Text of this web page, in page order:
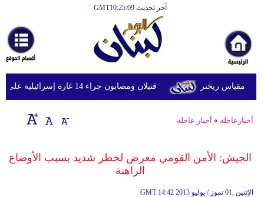
آخر تحديث GMT10:25:09
أخبارعاجلة
رياضة
ثقافة
إقتصاد
وموسيقى
قتيلان ومصابون جراء 14 غارة إسرائيلية على شرق وجنوب لبنان
أخبارعاجلة » أخبار عاجلة
الجيش: الأمن القومي معرض لخطر شديد بسبب الأوضاع
الراهنة
GMT 14:42 2013 الإثنين ,01 تموز / يوليو